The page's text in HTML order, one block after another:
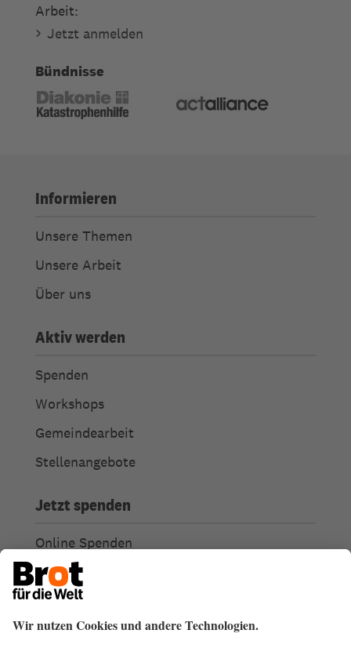
Arbeit:
Jetzt anmelden
Bündnisse
Informieren
Unsere Themen
Unsere Arbeit
Über uns
Aktiv werden
Spenden
Workshops
Gemeindearbeit
Stellenangebote
Jetzt spenden
Online Spenden
Weitere Spendenmöglichkeiten
Ich habe Fragen zu meiner Spende
Spendengütesiegel